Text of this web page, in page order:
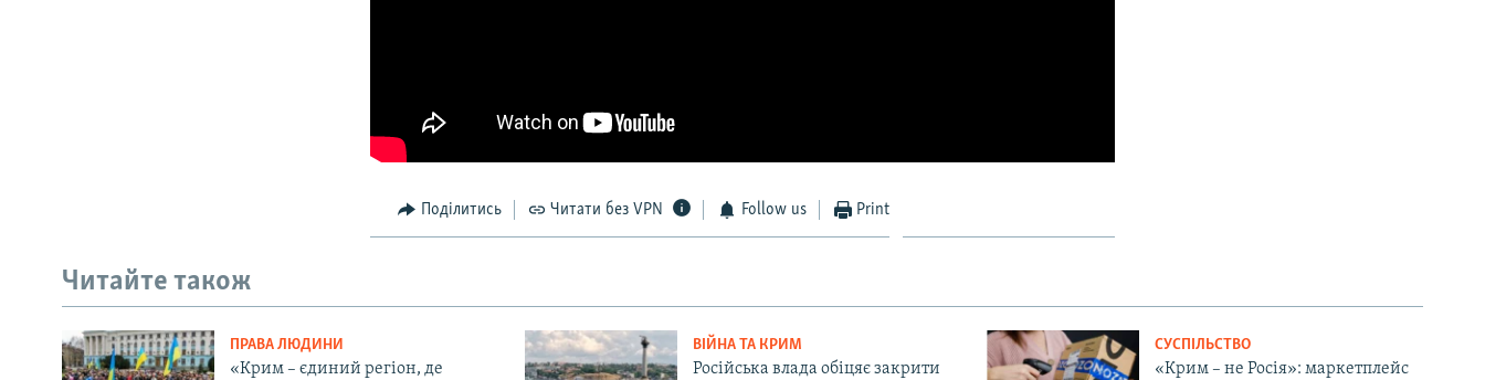
Поділитись Читати без VPN Follow us Print
Читайте також
ПРАВА ЛЮДИНИ
«Крим – єдиний регіон, де
ВІЙНА ТА КРИМ
Російська влада обіцяє закрити
СУСПІЛЬСТВО
«Крим – не Росія»: маркетплейс